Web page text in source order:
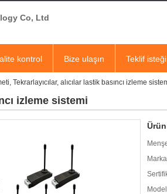
Co, Ltd
kontrol Bize ulaşın Teklif isteği
Tekrarlayıcılar, alıcılar lastik basıncı izleme
izleme sistemi
Ürün